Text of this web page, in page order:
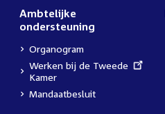
Ambtelijke
ondersteuning
Organogram
External
link:
Werken bij de Tweede
Kamer
Mandaatbesluit